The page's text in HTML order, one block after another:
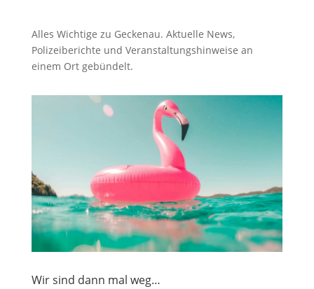
Alles Wichtige zu Geckenau. Aktuelle News,
Polizeiberichte und Veranstaltungshinweise an
einem Ort gebündelt.
Wir sind dann mal weg…